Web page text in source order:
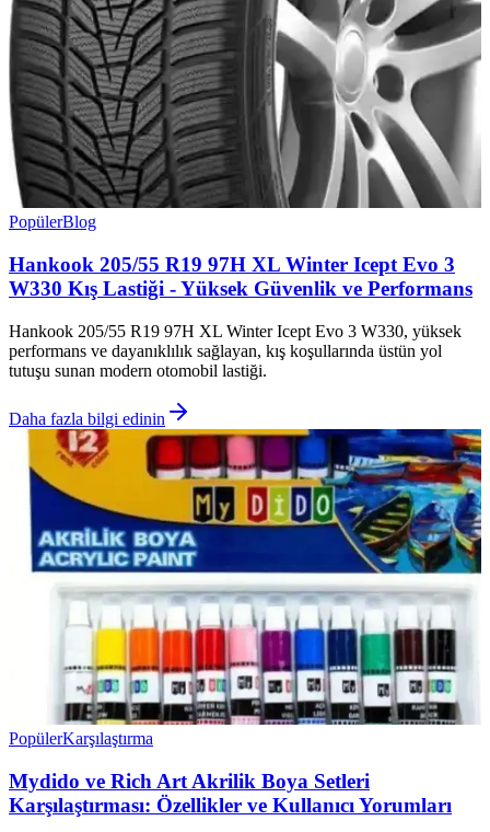
PopülerBlog
Hankook 205/55 R19 97H XL Winter Icept Evo 3
W330 Kış Lastiği - Yüksek Güvenlik ve Performans
Hankook 205/55 R19 97H XL Winter Icept Evo 3 W330, yüksek
performans ve dayanıklılık sağlayan, kış koşullarında üstün yol
tutuşu sunan modern otomobil lastiği.
Daha fazla bilgi edinin
PopülerKarşılaştırma
Mydido ve Rich Art Akrilik Boya Setleri
Karşılaştırması: Özellikler ve Kullanıcı Yorumları